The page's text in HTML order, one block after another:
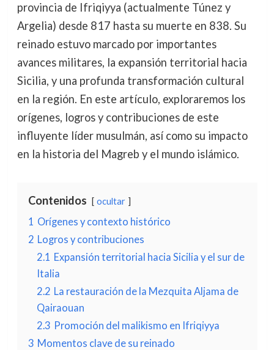
provincia de Ifriqiyya (actualmente Túnez y
Argelia) desde 817 hasta su muerte en 838. Su
reinado estuvo marcado por importantes
avances militares, la expansión territorial hacia
Sicilia, y una profunda transformación cultural
en la región. En este artículo, exploraremos los
orígenes, logros y contribuciones de este
influyente líder musulmán, así como su impacto
en la historia del Magreb y el mundo islámico.
Contenidos ocultar
1 Orígenes y contexto histórico
2 Logros y contribuciones
2.1 Expansión territorial hacia Sicilia y el sur de
Italia
2.2 La restauración de la Mezquita Aljama de
Qairaouan
2.3 Promoción del malikismo en Ifriqiyya
3 Momentos clave de su reinado